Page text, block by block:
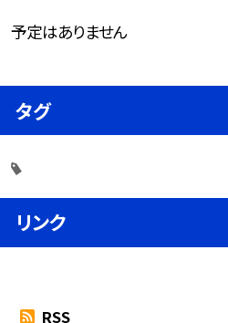
予定はありません
タグ
リンク
RSS